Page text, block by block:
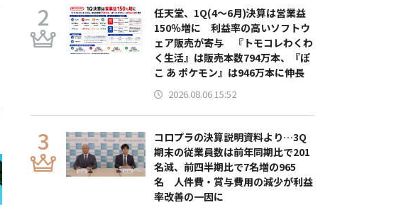
任天堂、1Q(4～6月)決算は営業益
150％増に 利益率の高いソフトウ
ェア販売が寄与 『トモコレわくわ
く生活』は販売本数794万本、『ぽ
こ あ ポケモン』は946万本に伸長
2026.08.06 15:52
コロプラの決算説明資料より…3Q
期末の従業員数は前年同期比で201
名減、前四半期比で7名増の965
名 人件費・賞与費用の減少が利益
率改善の一因に